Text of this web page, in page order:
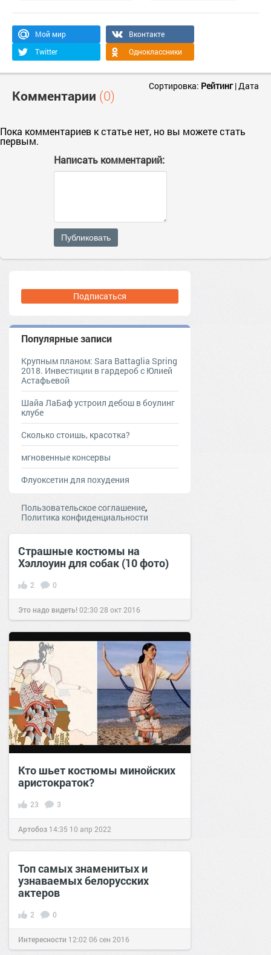
Мой мир
Вконтакте
Twitter
Одноклассники
Комментарии (0)
Сортировка: Рейтинг|Дата
Пока комментариев к статье нет, но вы можете стать
первым.
Написать комментарий:
Публиковать
Подписаться
Популярные записи
Крупным планом: Sara Battaglia Spring
2018. Инвестиции в гардероб с Юлией
Астафьевой
Шайа ЛаБаф устроил дебош в боулинг
клубе
Сколько стоишь, красотка?
мгновенные консервы
Флуоксетин для похудения
Пользовательское соглашение,
Политика конфиденциальности
Страшные костюмы на
Хэллоуин для собак (10 фото)
2 0
Это надо видеть!02:30 28 окт 2016
Кто шьет костюмы минойских
аристократок?
23 3
Артобоз 14:35 10 апр 2022
Топ самых знаменитых и
узнаваемых белорусских
актеров
2 0
Интересности 12:02 06 сен 2016